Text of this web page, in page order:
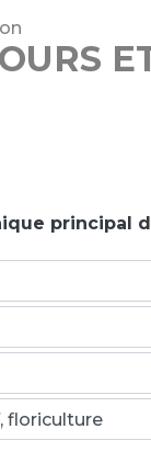
principal